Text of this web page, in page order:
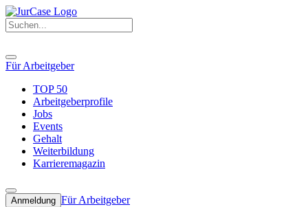
Für Arbeitgeber
TOP 50
Arbeitgeberprofile
Jobs
Events
Gehalt
Weiterbildung
Karrieremagazin
Anmeldung Für Arbeitgeber